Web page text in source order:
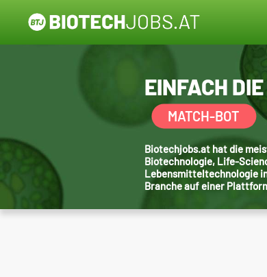
EINFACH
MATCH-BOT
Biotechjobs.at hat die
Biotechnologie, Life-
Lebensmitteltechnologie
Branche auf einer